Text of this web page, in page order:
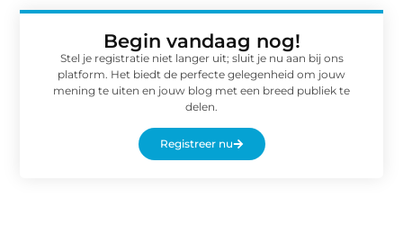
Begin vandaag nog!
Stel je registratie niet langer uit; sluit je nu aan bij ons
platform. Het biedt de perfecte gelegenheid om jouw
mening te uiten en jouw blog met een breed publiek te
delen.
Registreer nu